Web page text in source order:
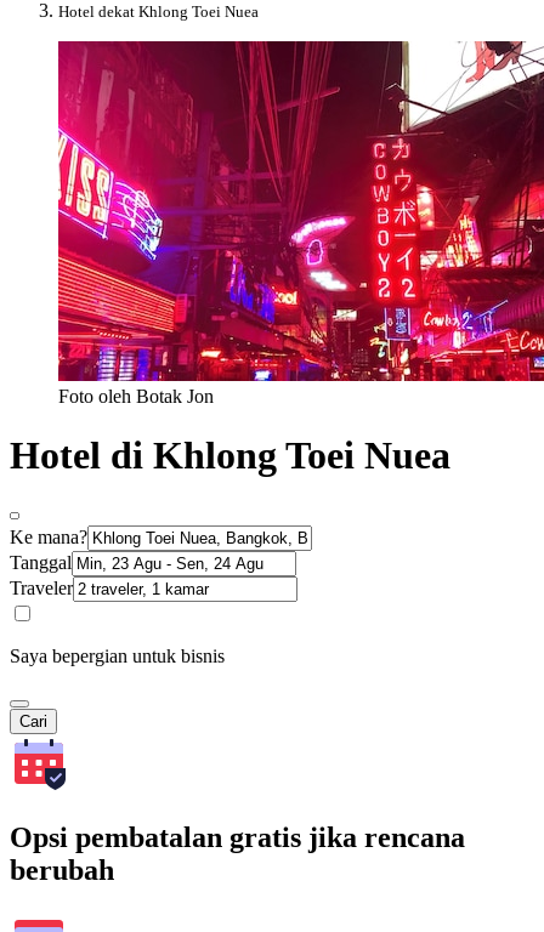
Hotel dekat Khlong Toei Nuea
Foto oleh Botak Jon
Hotel di Khlong Toei Nuea
Ke mana?
Tanggal
Traveler
Saya bepergian untuk bisnis
Cari
Opsi pembatalan gratis jika rencana
berubah